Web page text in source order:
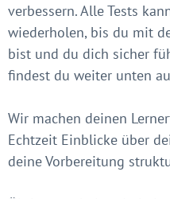
verbessern. Alle Tests
wiederholen, bis du mit
bist und du dich sicher
findest du weiter unten
Wir machen deinen
Echtzeit Einblicke über
deine Vorbereitung